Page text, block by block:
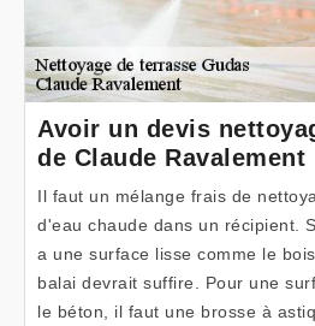
Avoir un devis
de Claude Ravalement
Il faut un mélange frais de
d'eau chaude dans un récipient.
a une surface lisse comme le
balai devrait suffire. Pour une
le béton, il faut une brosse à